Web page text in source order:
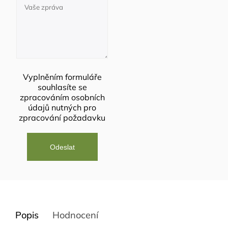
Vyplněním formuláře
souhlasíte se
zpracováním osobních
údajů nutných pro
zpracování požadavku
Popis Hodnocení